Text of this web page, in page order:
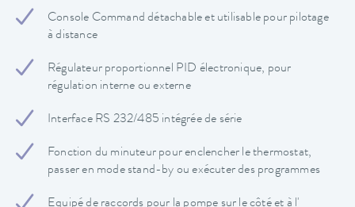
Console Command détachable et utilisable pour pilotage
à distance
Régulateur proportionnel PID électronique, pour
régulation interne ou externe
Interface RS 232/485 intégrée de série
Fonction du minuteur pour enclencher le thermostat,
passer en mode stand-by ou exécuter des programmes
Equipé de raccords pour la pompe sur le côté et à l'